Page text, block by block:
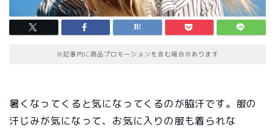
※記事内に商品プロモーションを含む場合があります
暑くなってくると気になってくるのが脇汗です。服の
汗じみが気になって、お気に入りの服も着られな